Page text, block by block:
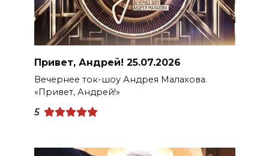
Привет, Андрей! 25.07.2026
Вечернее ток-шоу Андрея Малахова.
«Привет, Андрей!»
5